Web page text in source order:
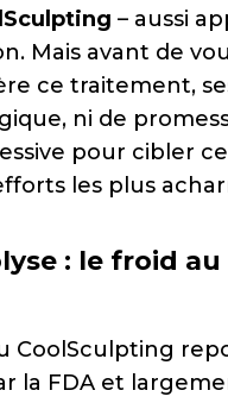
– aussi
Mais avant de
ce traitement,
ni de
pour cibler
les plus
: le froid
CoolSculpting
la FDA et